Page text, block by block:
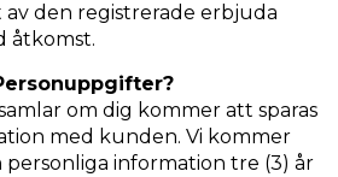
den registrerade erbjuda
åtkomst.
om dig kommer att sparas
med kunden. Vi kommer
information tre (3) år